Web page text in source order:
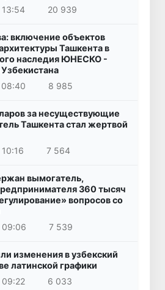
20 939
включение объектов
Ташкента в
наследия ЮНЕСКО -
8 985
за несуществующие
Ташкента стал жертвой
7 564
вымогатель,
360 тысяч
вопросов со
09:06
7 539
изменения в узбекский
латинской графики
6 033